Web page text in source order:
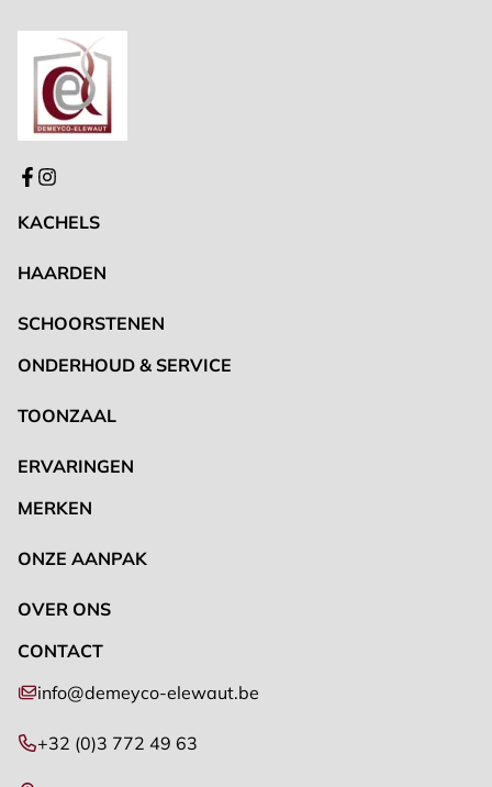
KACHELS
HAARDEN
SCHOORSTENEN
ONDERHOUD & SERVICE
TOONZAAL
ERVARINGEN
MERKEN
ONZE AANPAK
OVER ONS
CONTACT
info@demeyco-elewaut.be
+32 (0)3 772 49 63